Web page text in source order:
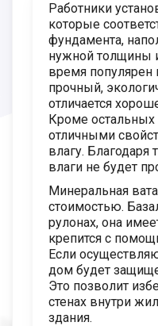
Работники
которые
фундамента,
нужной толщины
время популярен
прочный,
отличается
Кроме остальных
отличными
влагу. Благодаря
влаги не будет
Минеральная
стоимостью.
рулонах, она
крепится с
Если
дом будет
Это позволит
стенах внутри
здания.